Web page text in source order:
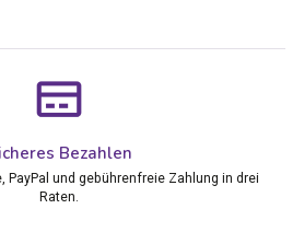
Bezahlen
PayPal und gebührenfreie Zahlung in drei
Raten.